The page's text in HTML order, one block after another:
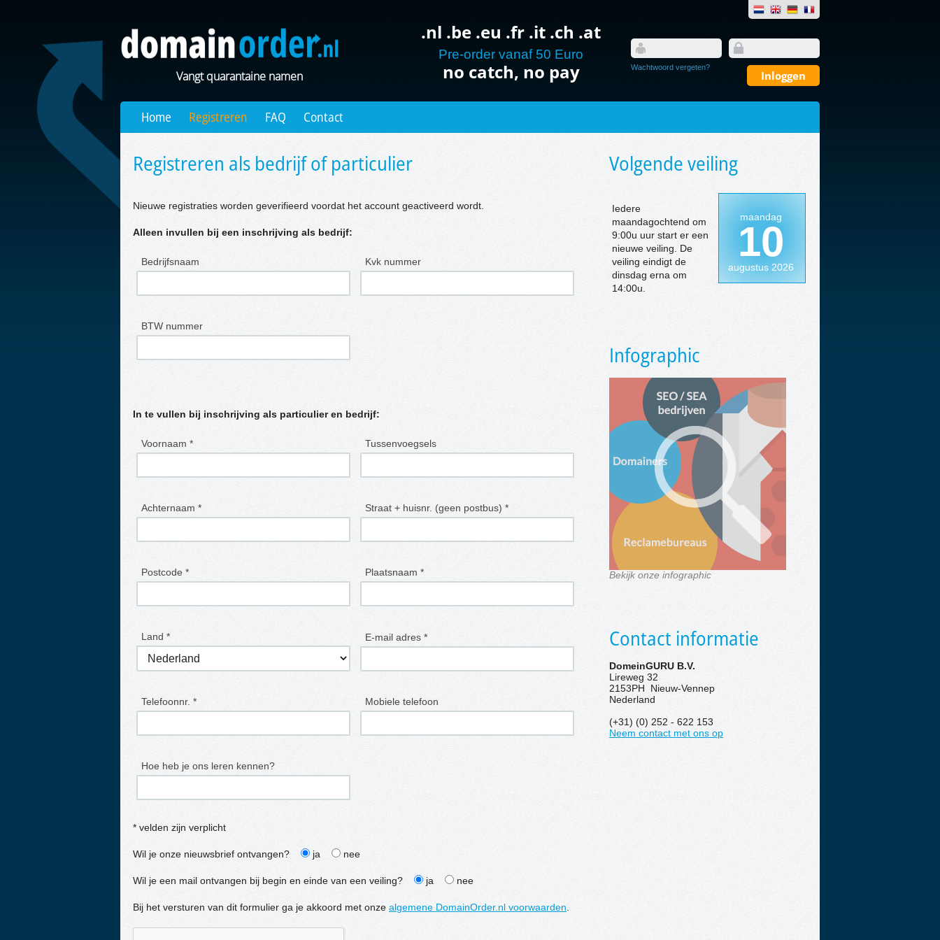
Vangt quarantaine namen
.nl .be .eu .fr .it .ch .at
Pre-order vanaf 50 Euro
no catch, no pay Wachtwoord vergeten?
Home Registreren FAQ Contact
Registreren als bedrijf of particulier
Nieuwe registraties worden geverifieerd voordat het account geactiveerd wordt.
Alleen invullen bij een inschrijving als bedrijf:
Bedrijfsnaam Kvk nummer
BTW nummer
In te vullen bij inschrijving als particulier en bedrijf:
Voornaam * Tussenvoegsels
Achternaam * Straat + huisnr. (geen postbus) *
Postcode * Plaatsnaam *
Land * E-mail adres *
Telefoonnr. * Mobiele telefoon
Hoe heb je ons leren kennen?
* velden zijn verplicht
Wil je onze nieuwsbrief ontvangen? ja nee
Wil je een mail ontvangen bij begin en einde van een veiling? ja nee
Bij het versturen van dit formulier ga je akkoord met onze algemene DomainOrder.nl voorwaarden.
Volgende veiling
Iedere
maandagochtend om
9:00u uur start er een
nieuwe veiling. De
veiling eindigt de
dinsdag erna om
14:00u.
maandag
10
augustus 2026
Infographic
Bekijk onze infographic
Contact informatie
DomeinGURU B.V.
Lireweg 32
2153PH Nieuw-Vennep
Nederland
(+31) (0) 252 - 622 153
Neem contact met ons op